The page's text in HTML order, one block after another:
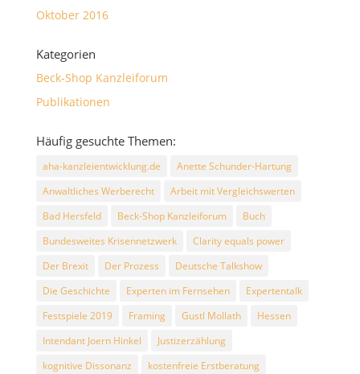
Oktober 2016
Kategorien
Beck-Shop Kanzleiforum
Publikationen
Häufig gesuchte Themen:
aha-kanzleientwicklung.de
Anette Schunder-Hartung
Anwaltliches Werberecht
Arbeit mit Vergleichswerten
Bad Hersfeld
Beck-Shop Kanzleiforum
Buch
Bundesweites Krisennetzwerk
Clarity equals power
Der Brexit
Der Prozess
Deutsche Talkshow
Die Geschichte
Experten im Fernsehen
Expertentalk
Festspiele 2019
Framing Gustl Mollath
Hessen
Intendant Joern Hinkel
Justizerzählung
kognitive Dissonanz
kostenfreie Erstberatung